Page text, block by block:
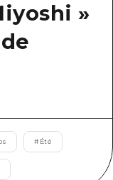
Hiroshima
Travel
»
# Été